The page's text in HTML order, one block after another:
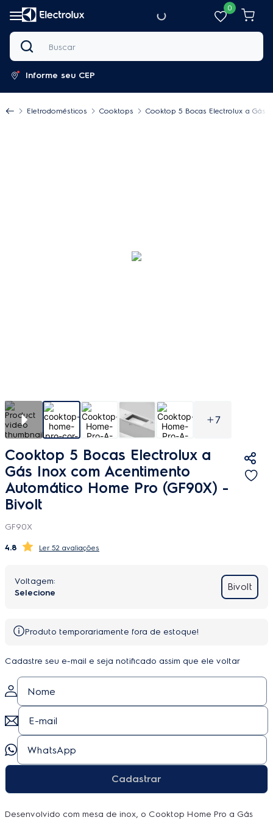
0
Buscar
Informe seu CEP
Eletrodomésticos Cooktops Cooktop 5 Bocas Electrolux a Gás
7
Cooktop 5 Bocas Electrolux a
Gás Inox com Acentimento
Automático Home Pro (GF90X) -
Bivolt
GF90X
4.8 52 avaliações
Bivolt
Produto temporariamente fora de estoque!
Cadastre seu e-mail e seja notificado assim que ele voltar
Cadastrar
Desenvolvido com mesa de inox, o Cooktop Home Pro a Gás